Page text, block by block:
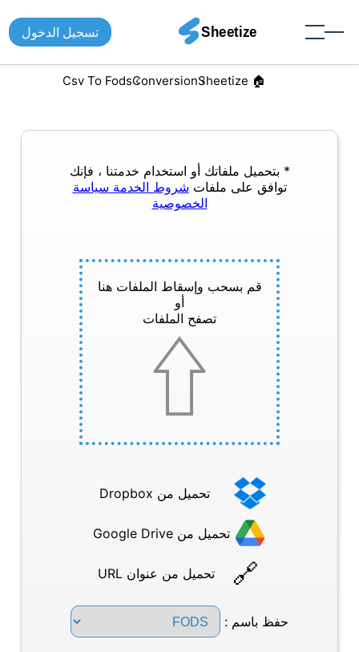
تسجيل الدخول
🏠︎ Sheetize
Conversion
Csv To Fods
* بتحميل ملفاتك أو استخدام خدمتنا ، فإنك
توافق على ملفات شروط الخدمة سياسة
الخصوصية
قم بسحب وإسقاط الملفات هنا
أو
تصفح الملفات
تحميل من Dropbox
تحميل من Google Drive
تحميل من عنوان URL
حفظ باسم :